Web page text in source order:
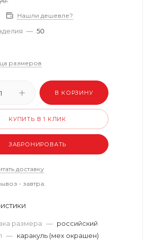
Нашли дешевле?
— 50
размеров
В КОРЗИНУ
КУПИТЬ В 1 КЛИК
ЗАБРОНИРОВАТЬ
доставку
- завтра.
размера — российский
— каракуль (мех окрашен)